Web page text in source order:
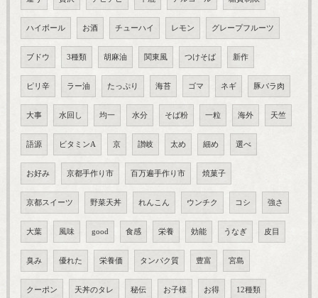
ハイボール お酒 チューハイ レモン グレープフルーツ
ブドウ 3種類 胡麻油 関東風 つけそば 新作
ピリ辛 ラー油 たっぷり 海苔 ゴマ ネギ 豚バラ肉
大事 水回し 均一 水分 そば粉 一粒 海外 天竺
語源 ビタミンA 京 讃岐 太め 細め 選べ
お好み 京都手作り市 百万遍手作り市 焼菓子
京都スイーツ 野菜天丼 れんこん ウンチク コシ 強さ
大葉 風味 good 食感 栄養 効能 うなぎ 皮目
臭み 優れた 栄養価 タンパク質 豊富 宮島
クーポン 天丼のタレ 秘伝 お子様 お得 12種類